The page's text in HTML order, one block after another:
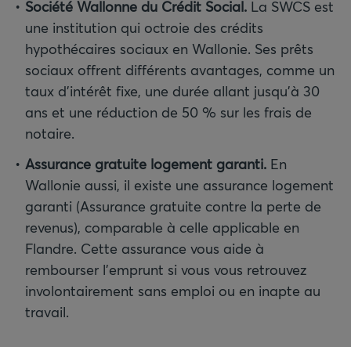
Société Wallonne du Crédit Social. La SWCS est
une institution qui octroie des crédits
hypothécaires sociaux en Wallonie. Ses prêts
sociaux offrent différents avantages, comme un
taux d’intérêt fixe, une durée allant jusqu’à 30
ans et une réduction de 50 % sur les frais de
notaire.
Assurance gratuite logement garanti. En
Wallonie aussi, il existe une assurance logement
garanti (Assurance gratuite contre la perte de
revenus), comparable à celle applicable en
Flandre. Cette assurance vous aide à
rembourser l’emprunt si vous vous retrouvez
involontairement sans emploi ou en inapte au
travail.